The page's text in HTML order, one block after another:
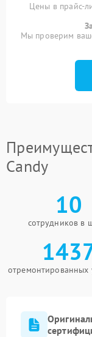
Цены в прайс-
Мы проверим
Candy
10
сотрудников в
отремонтированных